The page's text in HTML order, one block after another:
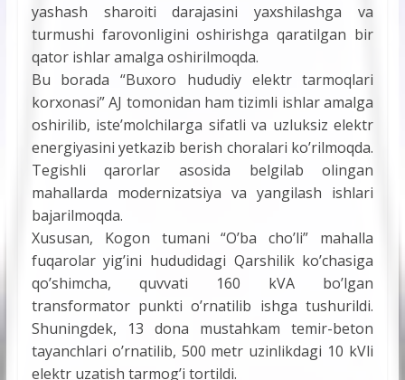
yashash sharoiti darajasini yaxshilashga va
turmushi farovonligini oshirishga qaratilgan bir
qator ishlar amalga oshirilmoqda.
Bu borada “Buxoro hududiy elektr tarmoqlari
korxonasi” AJ tomonidan ham tizimli ishlar amalga
oshirilib, iste’molchilarga sifatli va uzluksiz elektr
energiyasini yetkazib berish choralari ko’rilmoqda.
Tegishli qarorlar asosida belgilab olingan
mahallarda modernizatsiya va yangilash ishlari
bajarilmoqda.
Xususan, Kogon tumani “O’ba cho’li” mahalla
fuqarolar yig’ini hududidagi Qarshilik ko’chasiga
qo’shimcha, quvvati 160 kVA bo’lgan
transformator punkti o’rnatilib ishga tushurildi.
Shuningdek, 13 dona mustahkam temir-beton
tayanchlari o’rnatilib, 500 metr uzinlikdagi 10 kVli
elektr uzatish tarmog’i tortildi.